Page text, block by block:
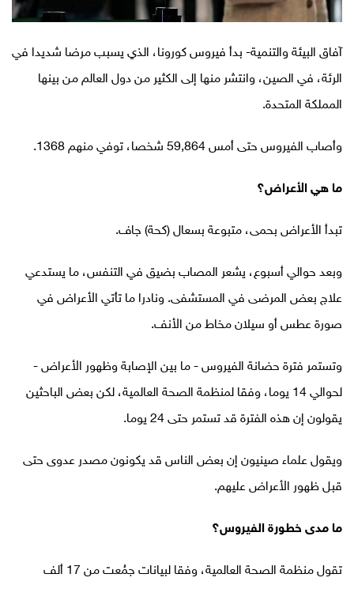
آفاق البيئة والتنمية- بدأ فيروس كورونا، الذي يسبب مرضا شديدا في
الرئة، في الصين، وانتشر منها إلى الكثير من دول العالم من بينها
المملكة المتحدة.
وأصاب الفيروس حتى أمس 59,864 شخصا، توفي منهم 1368.
ما هي الأعراض؟
تبدأ الأعراض بحمى، متبوعة بسعال (كحة) جاف.
وبعد حوالي أسبوع، يشعر المصاب بضيق في التنفس، ما يستدعي
علاج بعض المرضى في المستشفى. ونادرا ما تأتي الأعراض في
صورة عطس أو سيلان مخاط من الأنف.
وتستمر فترة حضانة الفيروس - ما بين الإصابة وظهور الأعراض -
لحوالي 14 يوما، وفقا لمنظمة الصحة العالمية، لكن بعض الباحثين
يقولون إن هذه الفترة قد تستمر حتى 24 يوما.
ويقول علماء صينيون إن بعض الناس قد يكونون مصدر عدوى حتى
قبل ظهور الأعراض عليهم.
ما مدى خطورة الفيروس؟
تقول منظمة الصحة العالمية، وفقا لبيانات جمُعت من 17 ألف